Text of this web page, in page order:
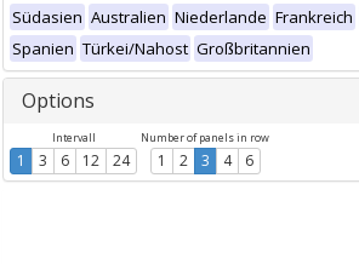
Südasien Australien Niederlande Frankreich
Spanien Türkei/Nahost Großbritannien
Options
Intervall
1 3 6 12 24
Number of panels in row
1 2 3 4 6